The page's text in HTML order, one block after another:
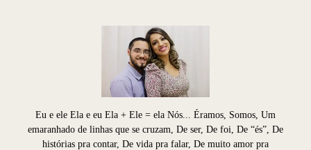
Eu e ele Ela e eu Ela + Ele = ela Nós... Éramos, Somos, Um
emaranhado de linhas que se cruzam, De ser, De foi, De “és”, De
histórias pra contar, De vida pra falar, De muito amor pra